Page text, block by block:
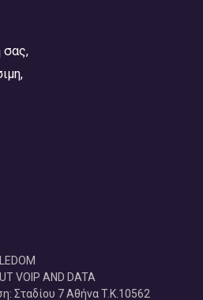
σας,
VOIP AND DATA
Σταδίου 7 Αθήνα T.K.10562